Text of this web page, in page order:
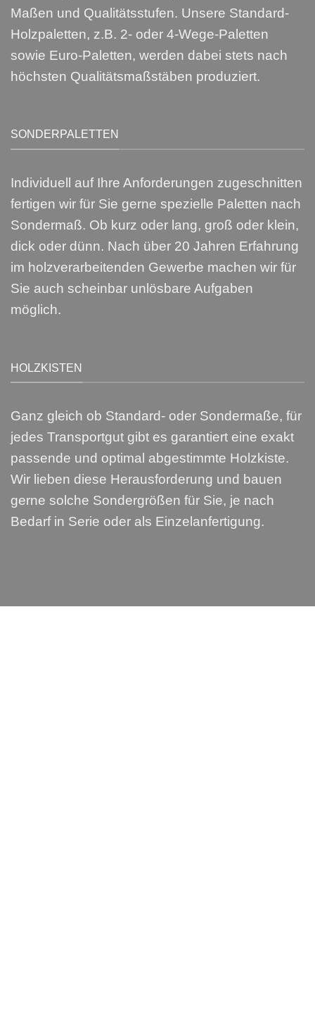
Maßen und Qualitätsstufen. Unsere Standard-
Holzpaletten, z.B. 2- oder 4-Wege-Paletten
sowie Euro-Paletten, werden dabei stets nach
höchsten Qualitätsmaßstäben produziert.
SONDERPALETTEN
Individuell auf Ihre Anforderungen zugeschnitten
fertigen wir für Sie gerne spezielle Paletten nach
Sondermaß. Ob kurz oder lang, groß oder klein,
dick oder dünn. Nach über 20 Jahren Erfahrung
im holzverarbeitenden Gewerbe machen wir für
Sie auch scheinbar unlösbare Aufgaben
möglich.
HOLZKISTEN
Ganz gleich ob Standard- oder Sondermaße, für
jedes Transportgut gibt es garantiert eine exakt
passende und optimal abgestimmte Holzkiste.
Wir lieben diese Herausforderung und bauen
gerne solche Sondergrößen für Sie, je nach
Bedarf in Serie oder als Einzelanfertigung.